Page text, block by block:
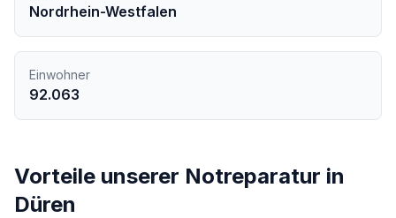
Nordrhein-Westfalen
Einwohner
92.063
Vorteile unserer Notreparatur in
Düren